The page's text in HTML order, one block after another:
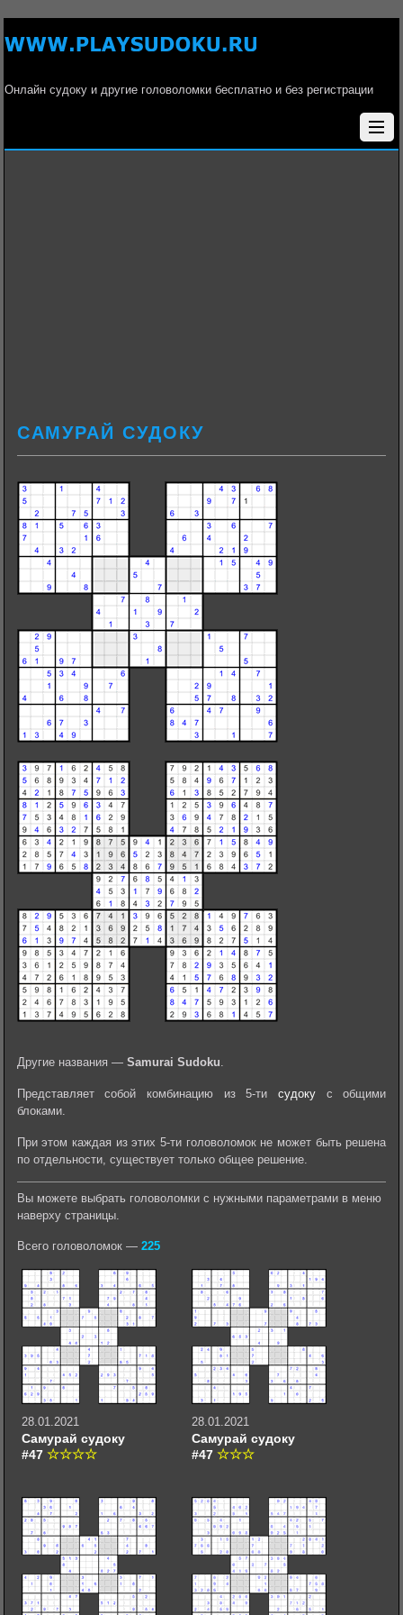
Онлайн судоку и другие головоломки бесплатно и без регистрации
САМУРАЙ СУДОКУ
Другие названия — Samurai Sudoku.
Представляет собой комбинацию из 5-тисудоку с общими
блоками.
При этом каждая из этих 5-ти головоломок не может быть решена
по отдельности, существует только общее решение.
Вы можете выбрать головоломки с нужными параметрами в меню
наверху страницы.
Всего головоломок — 225
28.01.2021
Самурай судоку
#47
28.01.2021
Самурай судоку
#47